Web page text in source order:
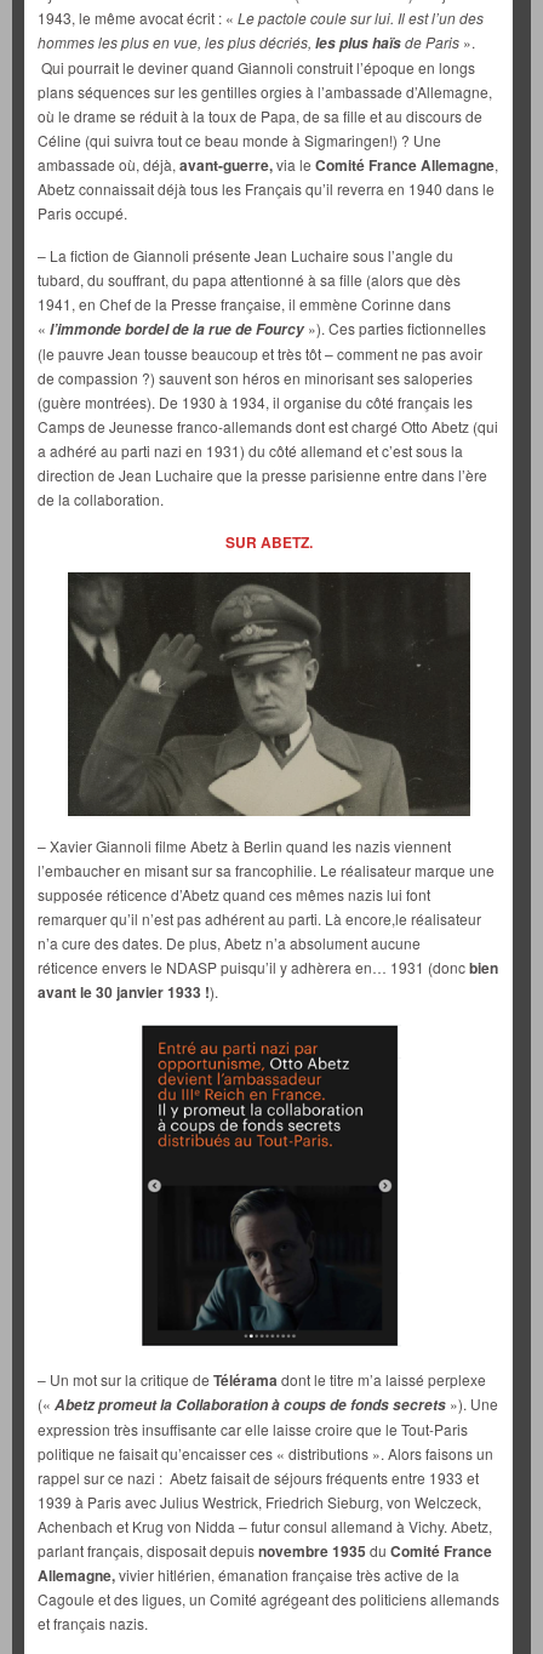
1943, le même avocat écrit : « Le pactole coule sur lui. Il est l’un des
hommes les plus en vue, les plus décriés, les plus haïsde Paris ».
Qui pourrait le deviner quand Giannoli construit l’époque en longs
plans séquences sur les gentilles orgies à l’ambassade d’Allemagne,
où le drame se réduit à la toux de Papa, de sa fille et au discours de
Céline (qui suivra tout ce beau monde à Sigmaringen!) ? Une
ambassade où, déjà, avant-guerre,via le Comité France Allemagne,
Abetz connaissait déjà tous les Français qu’il reverra en 1940 dans le
Paris occupé.
– La fiction de Giannoli présente Jean Luchaire sous l’angle du
tubard, du souffrant, du papa attentionné à sa fille (alors que dès
1941, en Chef de la Presse française, il emmène Corinne dans
« l’immonde bordel de la rue de Fourcy »). Ces parties fictionnelles
(le pauvre Jean tousse beaucoup et très tôt – comment ne pas avoir
de compassion ?) sauvent son héros en minorisant ses saloperies
(guère montrées). De 1930 à 1934, il organise du côté français les
Camps de Jeunesse franco-allemands dont est chargé Otto Abetz (qui
a adhéré au parti nazi en 1931) du côté allemand et c’est sous la
direction de Jean Luchaire que la presse parisienne entre dans l’ère
de la collaboration.
SUR ABETZ.
– Xavier Giannoli filme Abetz à Berlin quand les nazis viennent
l’embaucher en misant sur sa francophilie. Le réalisateur marque une
supposée réticence d’Abetz quand ces mêmes nazis lui font
remarquer qu’il n’est pas adhérent au parti. Là encore,le réalisateur
n’a cure des dates. De plus, Abetz n’a absolument aucune
réticence envers le NDASP puisqu’il y adhèrera en… 1931 (doncbien
avant le 30 janvier 1933 !).
– Un mot sur la critique de Téléramadont le titre m’a laissé perplexe
(« Abetz promeut la Collaboration à coups de fonds secrets »). Une
expression très insuffisante car elle laisse croire que le Tout-Paris
politique ne faisait qu’encaisser ces « distributions ». Alors faisons un
rappel sur ce nazi : Abetz faisait de séjours fréquents entre 1933 et
1939 à Paris avec Julius Westrick, Friedrich Sieburg, von Welczeck,
Achenbach et Krug von Nidda – futur consul allemand à Vichy. Abetz,
parlant français, disposait depuisnovembre 1935 du Comité France
Allemagne,vivier hitlérien, émanation française très active de la
Cagoule et des ligues, un Comité agrégeant des politiciens allemands
et français nazis.